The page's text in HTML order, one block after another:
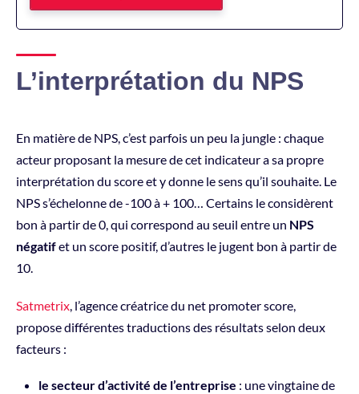
L’interprétation du NPS
En matière de NPS, c’est parfois un peu la jungle : chaque
acteur proposant la mesure de cet indicateur a sa propre
interprétation du score et y donne le sens qu’il souhaite. Le
NPS s’échelonne de -100 à + 100… Certains le considèrent
bon à partir de 0, qui correspond au seuil entre un NPS
négatifet un score positif, d’autres le jugent bon à partir de
10.
Satmetrix , l’agence créatrice du net promoter score,
propose différentes traductions des résultats selon deux
facteurs :
le secteur d’activité de l’entreprise : une vingtaine de